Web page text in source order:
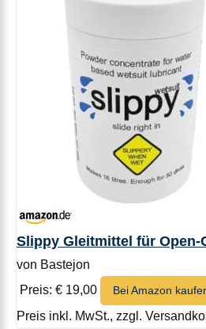
Slippy Gleitmittel für Open-
von Bastejon
Preis: € 19,00
Bei Amazon
Preis inkl. MwSt., zzgl.